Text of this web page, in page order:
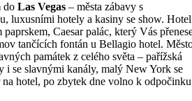
do Las Vegas – města zábavy s
luxusními hotely a kasiny se show. Hotel
Caesar palác, který Vás
tančících fontán u Bellagio hotel.
památek z celého světa – pařížská
i se slavnými kanály, malý New York se
na hotel, po zbytek dne volno k odpočinku